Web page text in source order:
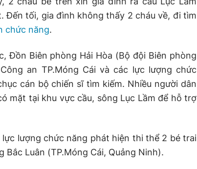
Đến tối, gia đình không thấy 2 cháu về, đi tìm
chức năng.
Đồn Biên phòng Hải Hòa (Bộ đội Biên phòng
an TP.Móng Cái và các lực lượng chức
cán bộ chiến sĩ tìm kiếm. Nhiều người dân
mặt tại khu vực cầu, sông Lục Lầm để hỗ trợ
lượng chức năng phát hiện thi thể 2 bé trai
Luân (TP.Móng Cái, Quảng Ninh).